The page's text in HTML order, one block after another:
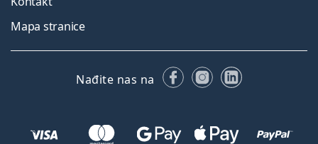
Mapa stranice
Nađite nas na FacebookuInstagramu
LinkedIn